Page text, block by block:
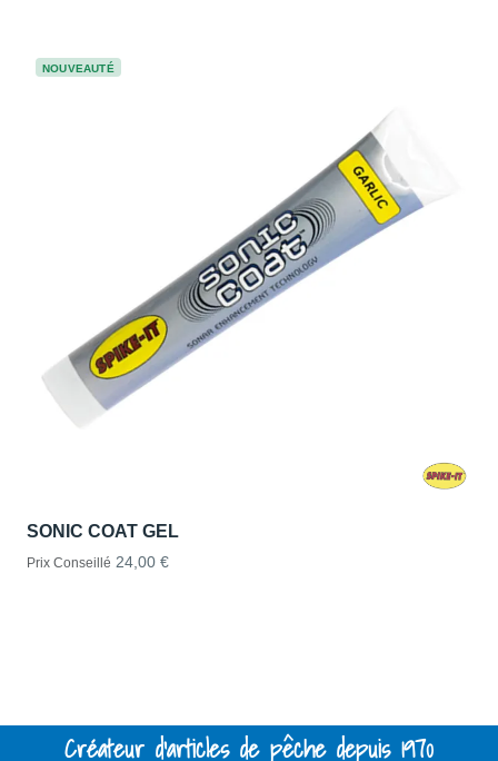
NOUVEAUTÉ
SONIC COAT GEL
Prix Conseillé 24,00 €
Créateur d'articles de pêche depuis 1970